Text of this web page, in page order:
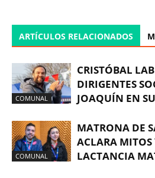
ARTÍCULOS RELACIONADOS
COMUNAL
CRISTÓBAL
DIRIGENTES
JOAQUÍN EN
COMUNAL
MATRONA DE
ACLARA MITOS
LACTANCIA